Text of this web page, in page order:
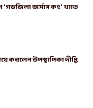
'গডজিলা ভার্সাস কং' খ্যাত
করলেন উপস্থাপিকা দীপ্তি